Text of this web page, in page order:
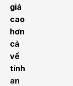
giá
cao
hơn
cả
về
tính
an